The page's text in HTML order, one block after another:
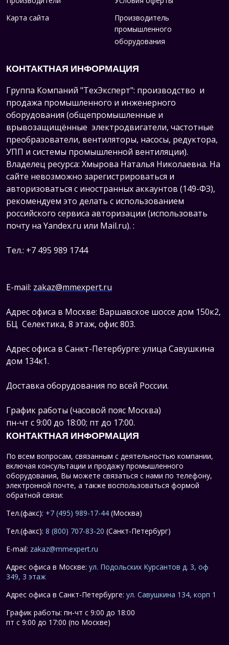
Карта сайта
Производитель
промышленного
оборудования
КОНТАКТНАЯ ИНФОРМАЦИЯ
Группа Компаний "ТехЭксперт": производство и
продажа промышленного и инженерного
оборудования (общепромышленные и
врывозащищённые электродвигатели, частотные
преобразователи, вентиляторы, насосы, редуктора,
УПП и системы промышленной вентиляции).
Владелец ресурса: Хмырова Наталья Николаевна. На
сайте невозможно зарегистрироваться и
авторизоваться с иностранных аккаунтов (149-ФЗ),
рекомендуем это делать с использованием
российского сервиса авторизации (использовать
почту на Yandex.ru или Mail.ru). :
Тел.: +7 495 989 1744
E-mail: zakaz@mmexpert.ru
Адрес офиса в Москве: Варшавское шоссе дом 150к2,
БЦ Селектика, 8 этаж, офис 803.
Адрес офиса в Санкт-Петербурге: улица Савушкина
дом 134к1.
Доставка оборудования по всей России.
График работы (часовой пояс Москва)
пн-чт с 9:00 до 18:00; пт до 17:00.
КОНТАКТНАЯ ИНФОРМАЦИЯ
По всем вопросам, связанным с деятельностью компании,
включая консультации и продажу промышленного
оборудования, Вы можете связаться с нами по телефону,
электронной почте, а также воспользоваться формой
обратной связи:
Тел.(факс): +7 (495) 989-17-44 (Москва)
Тел.(факс): 8 (800) 707-83-20 (Санкт-Петербург)
E-mail: zakaz@mmexpert.ru
Адрес офиса в Москве: ул. Подольских Курсантов д. 3, оф
349, 3 этаж
Адрес офиса в Санкт-Петербурге: ул. Савушкина 134, корп 1
График работы: пн-чт с 9:00 до 18:00
пт с 9:00 до 17:00 (по Москве)